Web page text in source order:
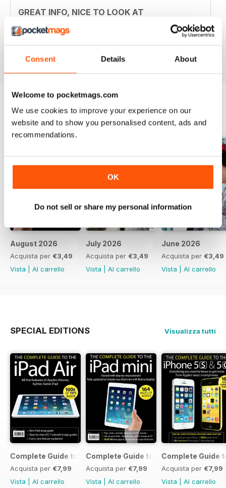
Consent Details About
Welcome to pocketmags.com
We use cookies to improve your experience on our
website and to show you personalised content, ads and
recommendations.
OK
Do not sell or share my personal information
GREAT INFO, NICE TO LOOK AT
A great way to read tech reviews and advice. Be good
if there was video.
EDIZIONI INDIETRO Visualizza tutti
August 2026
Acquista per €3,49
Vista
Al carrello
July 2026
Acquista per €3,49
Vista
Al carrello
June 2026
Acquista per €3,49
Vista
Al carrello
SPECIAL EDITIONS Visualizza tutti
Complete Guide to the iPad Air
Acquista per €7,99
Vista
Al carrello
Complete Guide to the iPad mini
Acquista per €7,99
Vista
Al carrello
Complete Guide
Acquista per €7,99
Vista
Al carrello